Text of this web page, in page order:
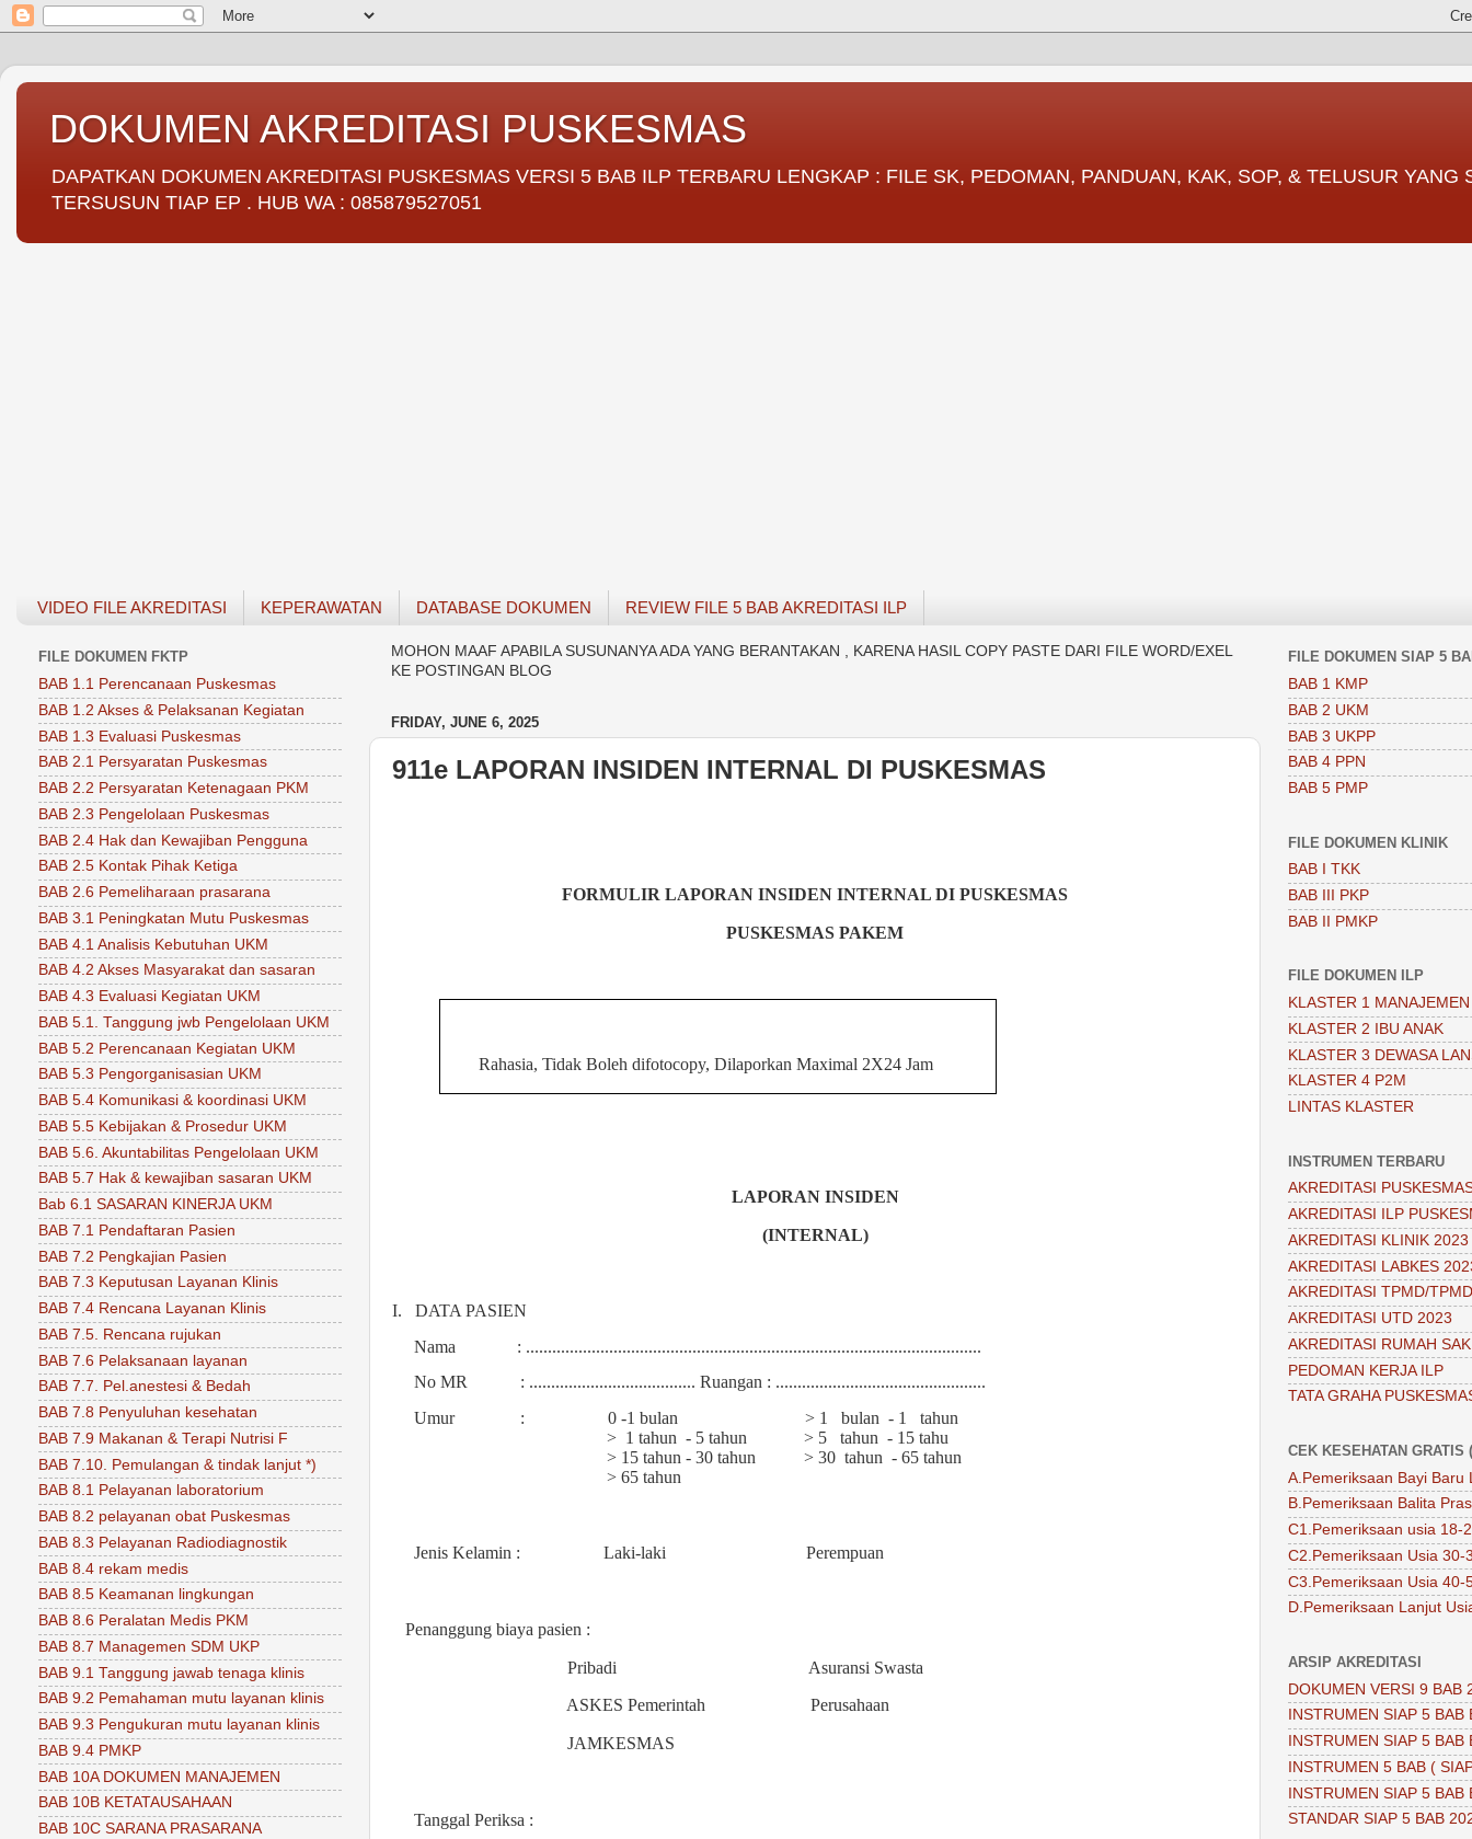
DOKUMEN AKREDITASI PUSKESMAS
DAPATKAN DOKUMEN AKREDITASI PUSKESMAS VERSI 5 BAB ILP TERBARU LENGKAP : FILE SK, PEDOMAN, PANDUAN, KAK, SOP, & TELUSUR YANG
TERSUSUN TIAP EP . HUB WA : 085879527051
VIDEO FILE AKREDITASI KEPERAWATAN DATABASE DOKUMEN REVIEW FILE 5 BAB AKREDITASI ILP
MOHON MAAF APABILA SUSUNANYA ADA YANG BERANTAKAN , KARENA HASIL COPY PASTE DARI FILE WORD/EXEL
KE POSTINGAN BLOG
FRIDAY, JUNE 6, 2025
911e LAPORAN INSIDEN INTERNAL DI PUSKESMAS
FORMULIR LAPORAN INSIDEN INTERNAL DI PUSKESMAS
PUSKESMAS PAKEM
Rahasia, Tidak Boleh difotocopy, Dilaporkan Maximal 2X24 Jam
LAPORAN INSIDEN
(INTERNAL)
I.
DATA PASIEN
Nama
: ........................................................................................................
No MR
: ...................................... Ruangan : ................................................
Umur
: 0 -1 bulan > 1 bulan - 1
tahun
> 1 tahun - 5 tahun > 5 tahun - 15 tahu
> 15 tahun - 30 tahun
> 30 tahun - 65 tahun
> 65 tahun
Jenis Kelamin : Laki-laki Perempuan
Penanggung biaya pasien :
Pribadi Asuransi Swasta
ASKES Pemerintah Perusahaan
JAMKESMAS
Tanggal Periksa :
FILE DOKUMEN FKTP
BAB 1.1 Perencanaan Puskesmas
BAB 1.2 Akses & Pelaksanan Kegiatan
BAB 1.3 Evaluasi Puskesmas
BAB 2.1 Persyaratan Puskesmas
BAB 2.2 Persyaratan Ketenagaan PKM
BAB 2.3 Pengelolaan Puskesmas
BAB 2.4 Hak dan Kewajiban Pengguna
BAB 2.5 Kontak Pihak Ketiga
BAB 2.6 Pemeliharaan prasarana
BAB 3.1 Peningkatan Mutu Puskesmas
BAB 4.1 Analisis Kebutuhan UKM
BAB 4.2 Akses Masyarakat dan sasaran
BAB 4.3 Evaluasi Kegiatan UKM
BAB 5.1. Tanggung jwb Pengelolaan UKM
BAB 5.2 Perencanaan Kegiatan UKM
BAB 5.3 Pengorganisasian UKM
BAB 5.4 Komunikasi & koordinasi UKM
BAB 5.5 Kebijakan & Prosedur UKM
BAB 5.6. Akuntabilitas Pengelolaan UKM
BAB 5.7 Hak & kewajiban sasaran UKM
Bab 6.1 SASARAN KINERJA UKM
BAB 7.1 Pendaftaran Pasien
BAB 7.2 Pengkajian Pasien
BAB 7.3 Keputusan Layanan Klinis
BAB 7.4 Rencana Layanan Klinis
BAB 7.5. Rencana rujukan
BAB 7.6 Pelaksanaan layanan
BAB 7.7. Pel.anestesi & Bedah
BAB 7.8 Penyuluhan kesehatan
BAB 7.9 Makanan & Terapi Nutrisi F
BAB 7.10. Pemulangan & tindak lanjut *)
BAB 8.1 Pelayanan laboratorium
BAB 8.2 pelayanan obat Puskesmas
BAB 8.3 Pelayanan Radiodiagnostik
BAB 8.4 rekam medis
BAB 8.5 Keamanan lingkungan
BAB 8.6 Peralatan Medis PKM
BAB 8.7 Managemen SDM UKP
BAB 9.1 Tanggung jawab tenaga klinis
BAB 9.2 Pemahaman mutu layanan klinis
BAB 9.3 Pengukuran mutu layanan klinis
BAB 9.4 PMKP
BAB 10A DOKUMEN MANAJEMEN
BAB 10B KETATAUSAHAAN
BAB 10C SARANA PRASARANA
FILE DOKUMEN SIAP 5
BAB 1 KMP
BAB 2 UKM
BAB 3 UKPP
BAB 4 PPN
BAB 5 PMP
FILE DOKUMEN KLINIK
BAB I TKK
BAB III PKP
BAB II PMKP
FILE DOKUMEN ILP
KLASTER 1 MANAJEMEN
KLASTER 2 IBU ANAK
KLASTER 3 DEWASA
KLASTER 4 P2M
LINTAS KLASTER
INSTRUMEN TERBARU
AKREDITASI
AKREDITASI ILP
AKREDITASI KLINIK 2023
AKREDITASI LABKES
AKREDITASI TPMD/
AKREDITASI UTD 2023
AKREDITASI RUMAH
PEDOMAN KERJA ILP
TATA GRAHA
CEK KESEHATAN GRATIS
A.Pemeriksaan Bayi Baru
B.Pemeriksaan Balita
C1.Pemeriksaan usia 18-
C2.Pemeriksaan Usia 30-
C3.Pemeriksaan Usia 40-
D.Pemeriksaan Lanjut
ARSIP AKREDITASI
DOKUMEN VERSI 9 BAB
INSTRUMEN SIAP 5 BAB
INSTRUMEN SIAP 5 BAB
INSTRUMEN 5 BAB (
INSTRUMEN SIAP 5 BAB
STANDAR SIAP 5 BAB